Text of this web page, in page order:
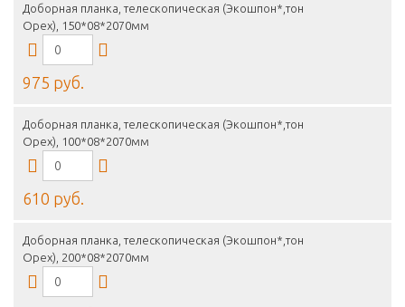
Доборная планка, телескопическая (Экошпон*,тон
Орех), 150*08*2070мм
975 руб.
Доборная планка, телескопическая (Экошпон*,тон
Орех), 100*08*2070мм
610 руб.
Доборная планка, телескопическая (Экошпон*,тон
Орех), 200*08*2070мм